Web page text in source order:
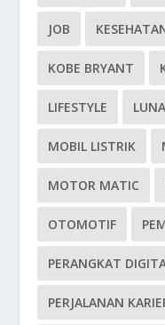
JOB
KOBE BRYANT
LIFESTYLE
MOBIL LISTRIK
MOTOR MATIC
OTOMOTIF
PERANGKAT
PERJALANAN